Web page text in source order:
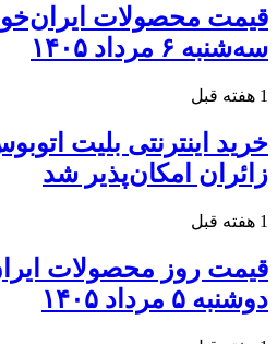
قیمت محصولات
سه‌شنبه ۶ مرداد ۱۴۰۵
1 هفته قبل
خرید اینترنتی بلیت
زائران امکان‌پذیر شد
1 هفته قبل
قیمت روز محصولات
دوشنبه ۵ مرداد ۱۴۰۵